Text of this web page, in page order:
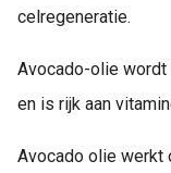
celregeneratie.
Avocado-olie
en is rijk aan
Avocado olie werkt